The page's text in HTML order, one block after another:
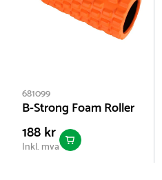
681099
B-Strong Foam Roller
188 kr
Inkl. mva